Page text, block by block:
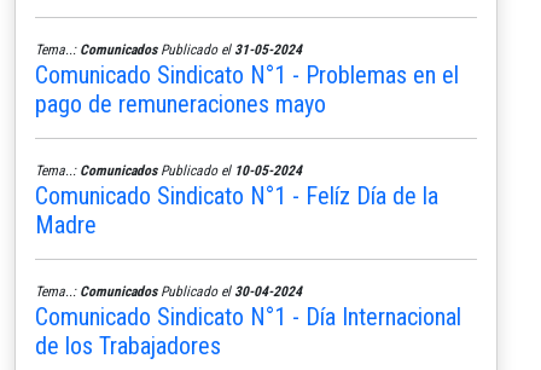
Tema..: ComunicadosPublicado el 31-05-2024
Comunicado Sindicato N°1 - Problemas en el
pago de remuneraciones mayo
Tema..: ComunicadosPublicado el 10-05-2024
Comunicado Sindicato N°1 - Felíz Día de la
Madre
Tema..: ComunicadosPublicado el 30-04-2024
Comunicado Sindicato N°1 - Día Internacional
de los Trabajadores